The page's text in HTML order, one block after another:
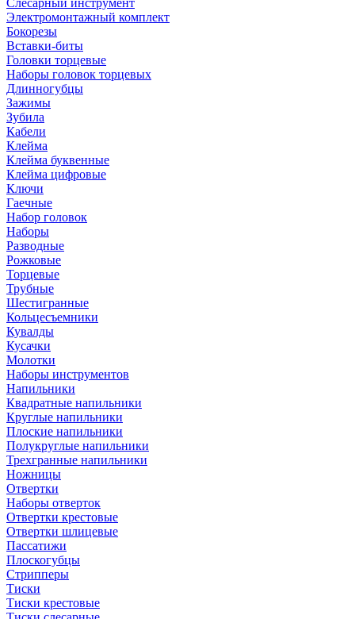
Слесарный инструмент
Электромонтажный комплект
Бокорезы
Вставки-биты
Головки торцевые
Наборы головок торцевых
Длинногубцы
Зажимы
Зубила
Кабели
Клейма
Клейма буквенные
Клейма цифровые
Ключи
Гаечные
Набор головок
Наборы
Разводные
Рожковые
Торцевые
Трубные
Шестигранные
Кольцесъемники
Кувалды
Кусачки
Молотки
Наборы инструментов
Напильники
Квадратные напильники
Круглые напильники
Плоские напильники
Полукруглые напильники
Трехгранные напильники
Ножницы
Отвертки
Наборы отверток
Отвертки крестовые
Отвертки шлицевые
Пассатижи
Плоскогубцы
Стрипперы
Тиски
Тиски крестовые